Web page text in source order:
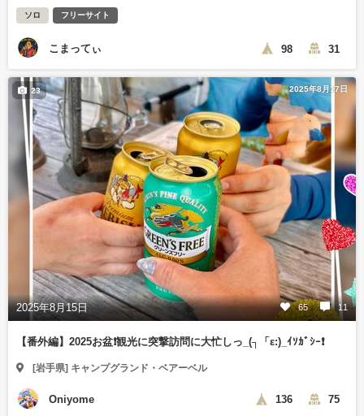
ソロ フリーサイト
こまってぃ 98 31
2025年8月17日
2025年8月15日 65 11
23
【番外編】2025お盆❗️観光に突撃訪問に大忙しっ_(┐「ε:)_ｲｿｶﾞｼｰ❗️
[岩手県] キャンプグランド・ベアーベル
Oniyome 136 75